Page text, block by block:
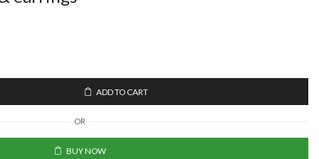
ADD TO CART
OR
BUY NOW